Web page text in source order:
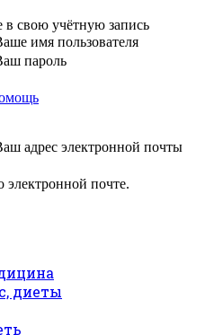
свою учётную запись
имя пользователя
пароль
адрес электронной почты
почте.
диеты